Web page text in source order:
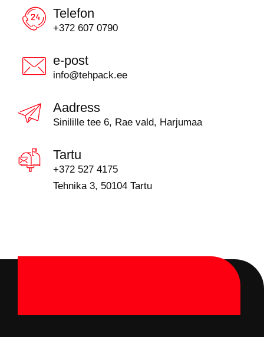
Telefon
+372 607 0790
e-post
info@tehpack.ee
Aadress
Sinilille tee 6, Rae vald, Harjumaa
Tartu
+372 527 4175
Tehnika 3, 50104 Tartu